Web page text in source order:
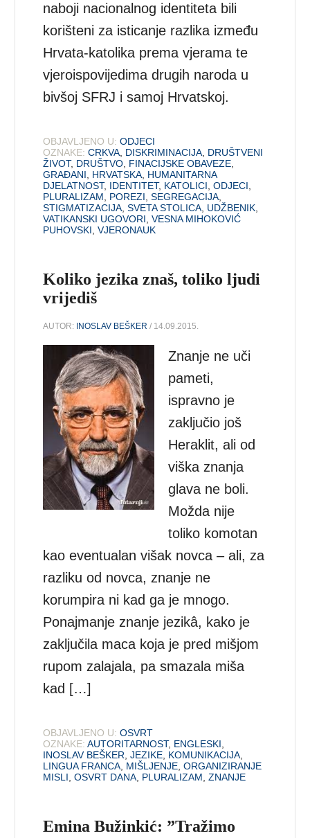
naboji nacionalnog identiteta bili
korišteni za isticanje razlika između
Hrvata-katolika prema vjerama te
vjeroispovijedima drugih naroda u
bivšoj SFRJ i samoj Hrvatskoj.
OBJAVLJENO U: ODJECI
OZNAKE: CRKVA DISKRIMINACIJA DRUŠTVENI
ŽIVOT, DRUŠTVO FINACIJSKE OBAVEZE
GRAĐANI
HRVATSKA HUMANITARNA
DJELATNOST, IDENTITET, KATOLICI ,ODJECI
PLURALIZAM
POREZI ,SEGREGACIJA
STIGMATIZACIJA ,SVETA STOLICA UDŽBENIK
VATIKANSKI UGOVORI ,VESNA MIHOKOVIĆ
PUHOVSKI ,VJERONAUK
Koliko jezika znaš, toliko ljudi
vrijediš
AUTOR: INOSLAV BEŠKER / 14.09.2015.
Znanje ne uči
pameti,
ispravno je
zaključio još
Heraklit, ali od
viška znanja
glava ne boli.
Možda nije
toliko komotan
kao eventualan višak novca – ali, za
razliku od novca, znanje ne
korumpira ni kad ga je mnogo.
Ponajmanje znanje jezikâ, kako je
zaključila maca koja je pred mišjom
rupom zalajala, pa smazala miša
kad […]
OBJAVLJENO U: OSVRT
OZNAKE: AUTORITARNOST, ENGLESKI
INOSLAV BEŠKER ,JEZIKE KOMUNIKACIJA
LINGUA FRANCA MIŠLJENJE ,ORGANIZIRANJE
MISLI ,OSVRT DANA PLURALIZAM ,ZNANJE
Emina Bužinkić: ”Tražimo